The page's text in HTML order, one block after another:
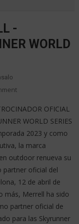
-
WORLD
OFICIAL
WORLD SERIES
2023 y como
la marca
outdoor renueva su
partner oficial del
12 de abril de
más, Merrell ha sido
partner oficial de
para las Skyrunner